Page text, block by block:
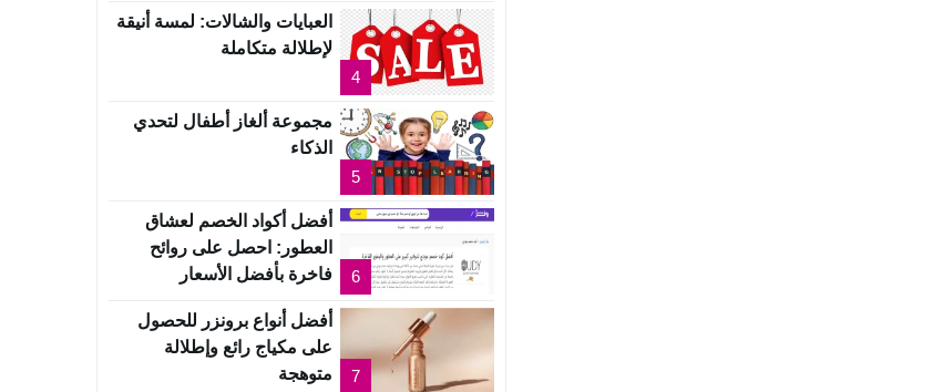
4
العبايات والشالات: لمسة أنيقة
لإطلالة متكاملة
5
مجموعة ألغاز أطفال لتحدي
الذكاء
6
أفضل أكواد الخصم لعشاق
العطور: احصل على روائح
فاخرة بأفضل الأسعار
7
أفضل أنواع برونزر للحصول
على مكياج رائع وإطلالة
متوهجة